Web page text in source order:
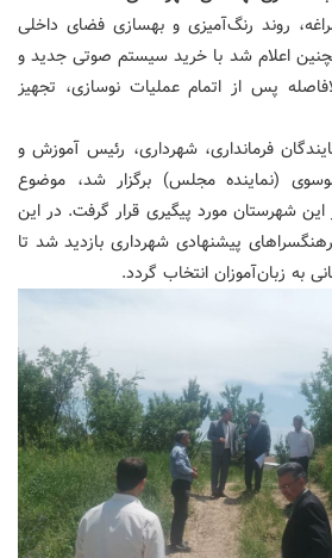
روند رنگ‌آمیزی و بهسازی فضای داخلی
اعلام شد با خرید سیستم صوتی جدید و
پس از اتمام عملیات نوسازی، تجهیز
فرمانداری، شهرداری، رئیس آموزش و
(نماینده مجلس) برگزار شد، موضوع
این شهرستان مورد پیگیری قرار گرفت. در این
پیشنهادی شهرداری بازدید شد تا
به زبان‌آموزان انتخاب گردد.